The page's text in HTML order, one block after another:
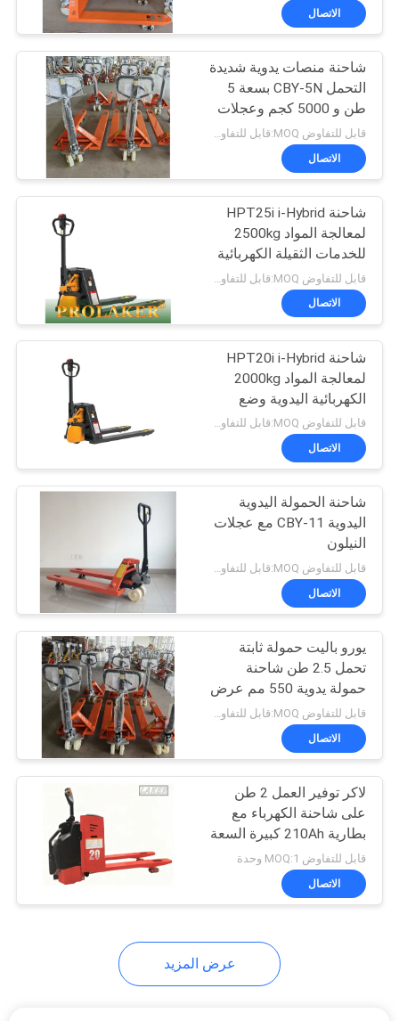
المكعب الكهربائي
36
اطارات الرافعات
الشوكيه الصلبة
17
الهيدروليكية آلة رفع
في الميناء
26
شاحنة الحمولة اليدوية
26
قفص التدوير في
16
الاتصال
شاحنة منصات يدوية شديدة
التحمل CBY-5N بسعة 5
طن و 5000 كجم وعجلات
نايلون مصنوعة من فولاذ
عالي القوة
الاتصال
شاحنة HPT25i i-Hybrid
لمعالجة المواد 2500kg
للخدمات الثقيلة الكهربائية
اليدوية النمط المزدوج
الاتصال
شاحنة HPT20i i-Hybrid
لمعالجة المواد 2000kg
الكهربائية اليدوية وضع
مزدوج صفر توقف
قابل للتفاوض MOQ:قابل للتفاوض
الاتصال
شاحنة الحمولة اليدوية
اليدوية CBY-11 مع عجلات
النيلون
قابل للتفاوض MOQ:قابل للتفاوض
الاتصال
يورو باليت حمولة ثابتة
تحمل 2.5 طن شاحنة
حمولة يدوية 550 مم عرض
1150 مم طول الشوكة
عجلات نايلون مزدوجة
الاتصال
لاكر توفير العمل 2 طن
على شاحنة الكهرباء مع
بطارية 210Ah كبيرة السعة
قابل للتفاوض MOQ:1 وحدة
الاتصال
عرض المزيد